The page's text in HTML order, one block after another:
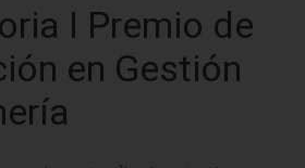
I Premio de
en Gestión